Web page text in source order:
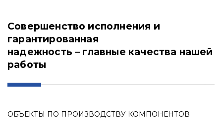
Совершенство исполнения и
гарантированная
надежность – главные качества нашей
работы
ОБЪЕКТЫ ПО ПРОИЗВОДСТВУ КОМПОНЕНТОВ